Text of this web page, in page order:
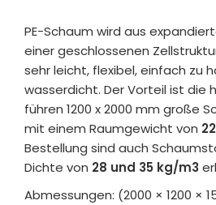
PE-Schaum wird aus
einer geschlossenen
sehr leicht, flexibel, einfach zu
wasserdicht. Der Vorteil ist die
führen 1200 x 2000 mm große
mit einem Raumgewicht von
Bestellung sind auch
Dichte von 28 und 35 kg/m3
Abmessungen: (2000 × 1200 ×